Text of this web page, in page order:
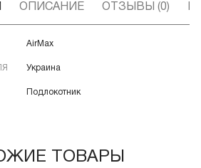
ОПИСАНИЕ ОТЗЫВЫ (0)
AirMax
Украина
Подлокотник
ТОВАРЫ